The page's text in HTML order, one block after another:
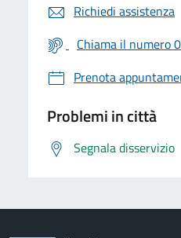
Richiedi assistenza
Chiama il numero
Prenota
Problemi in città
Segnala disservizio